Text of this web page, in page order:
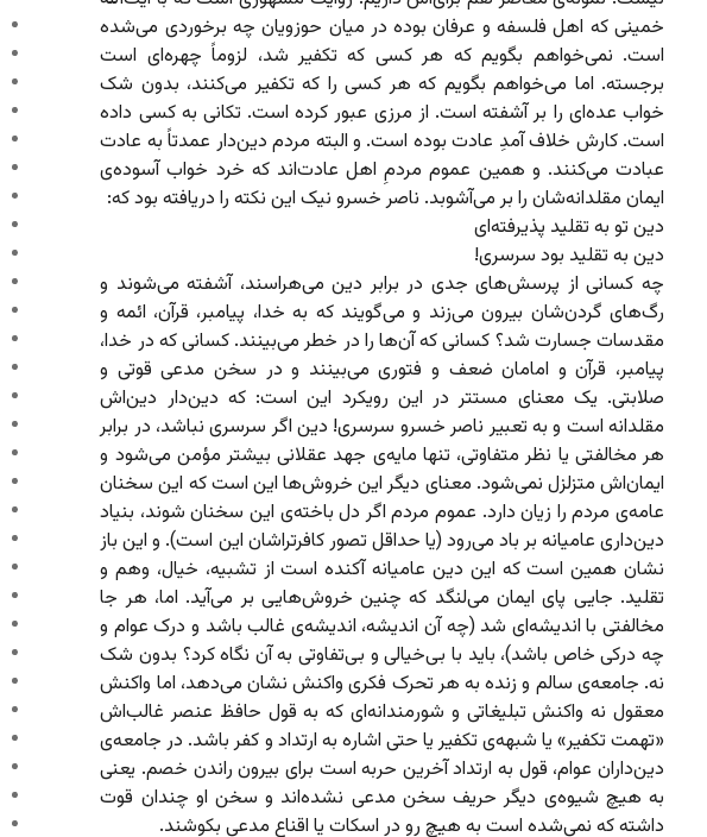
خمینی که اهل فلسفه و عرفان بوده در میان حوزویان چه برخوردی می‌شده
است. نمی‌خواهم بگویم که هر کسی که تکفیر شد، لزوماً چهره‌ای است
برجسته. اما می‌خواهم بگویم که هر کسی را که تکفیر می‌کنند، بدون شک
خواب عده‌ای را بر آشفته است. از مرزی عبور کرده است. تکانی به کسی داده
است. کارش خلاف آمدِ عادت بوده است. و البته مردم دین‌دار عمدتاً به عادت
عبادت می‌کنند. و همین عموم مردمِ اهل عادت‌اند که خرد خواب‌ آسوده‌ی
ایمان مقلدانه‌‌شان را بر می‌آشوبد. ناصر خسرو نیک این نکته را دریافته بود که:
دین تو به تقلید پذیرفته‌ای
دین به تقلید بود سرسری!
چه کسانی از پرسش‌های جدی در برابر دین می‌هراسند، آشفته می‌شوند و
رگ‌های گردن‌شان بیرون می‌زند و می‌گویند که به خدا، پیامبر، قرآن، ائمه و
مقدسات جسارت شد؟ کسانی که آن‌ها را در خطر می‌بینند. کسانی که در خدا،‌
پیامبر، قرآن و امامان ضعف و فتوری می‌بینند و در سخن مدعی قوتی و
صلابتی. یک معنای مستتر در این رویکرد این است: که دین‌دار دین‌اش
مقلدانه است و به تعبیر ناصر خسرو سرسری! دین اگر سرسری نباشد، در برابر
هر مخالفتی یا نظر متفاوتی، تنها مایه‌ی جهد عقلانی بیشتر مؤمن می‌شود و
ایمان‌اش متزلزل نمی‌شود. معنای دیگر این خروش‌ها این است که این سخنان
عامه‌ی مردم را زیان دارد. عموم مردم اگر دل باخته‌ی این سخنان شوند، بنیاد
دین‌داری عامیانه بر باد می‌رود (یا حداقل تصور کافرتراشان این است). و این باز
نشان همین است که این دین عامیانه آکنده است از تشبیه، خیال، وهم و
تقلید. جایی پای ایمان می‌لنگد که چنین خروش‌هایی بر می‌آید. اما، هر جا
مخالفتی با اندیشه‌ای شد (چه آن اندیشه، اندیشه‌ی غالب باشد و درک عوام و
چه درکی خاص باشد)، باید با بی‌خیالی و بی‌تفاوتی به آن نگاه کرد؟ بدون شک
نه. جامعه‌ی سالم و زنده به هر تحرک فکری واکنش نشان می‌دهد، اما واکنش
معقول نه واکنش تبلیغاتی و شورمندانه‌‌ای که به قول حافظ عنصر غالب‌اش
«تهمت تکفیر» یا شبهه‌ی تکفیر یا حتی اشاره به ارتداد و کفر باشد. در جامعه‌ی
دین‌داران عوام، قول به ارتداد آخرین حربه است برای بیرون راندن خصم. یعنی
به هیچ شیوه‌ی دیگر حریف سخن مدعی نشده‌اند و سخن او چندان قوت
داشته که نمی‌شده است به هیچ رو در اسکات یا اقناع مدعی بکوشند.